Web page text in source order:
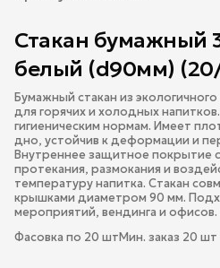
Стакан бумажный
белый (d90мм)
Бумажный стакан из
для горячих и холодных
гигиеническим нормам. Имеет
дно, устойчив к деформации и
Внутреннее защитное покрытие
протекания, размокания и
температуру напитка. Стакан
крышками диаметром 90 мм.
мероприятий, вендинга и офисов.
Фасовка по 20 штМин. заказ 20 шт